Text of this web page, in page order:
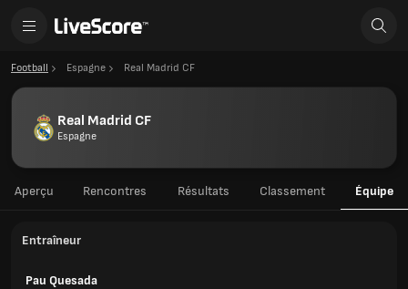
Football Espagne Real Madrid CF
Real Madrid CF
Espagne
Aperçu Rencontres Résultats Classement Équipe
Entraîneur
Pau Quesada